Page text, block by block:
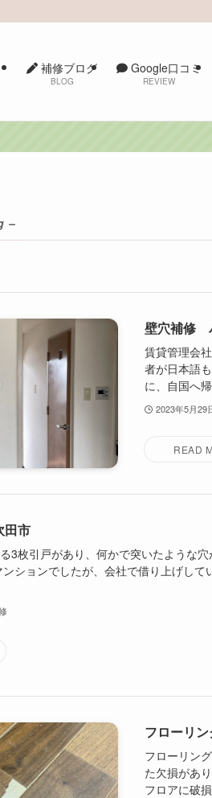
補修ブログ
BLOG
Google口コミ
REVIEW
–
壁穴補修
賃貸管理会
者が日本語
に、自国へ
2023年5月29
田市
3枚引戸があり、何かで突いたような穴
ションでしたが、会社で借り上げして
フローリ
フローリン
た欠損があ
フロアに破